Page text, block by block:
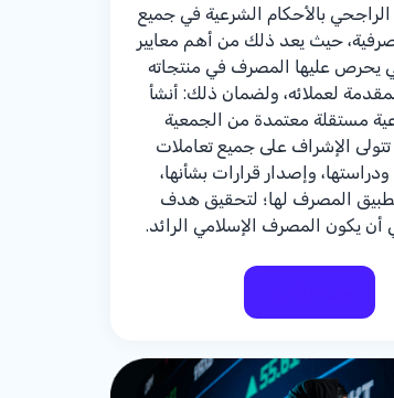
بالأحكام الشرعية في جميع
حيث يعد ذلك من أهم معايير
يحرص عليها المصرف في منتجاته
لعملائه، ولضمان ذلك: أنشأ
مستقلة معتمدة من الجمعية
تتولى الإشراف على جميع تعاملات
وإصدار قرارات بشأنها،
المصرف لها؛ لتحقيق هدف
يكون المصرف الإسلامي الرائد.